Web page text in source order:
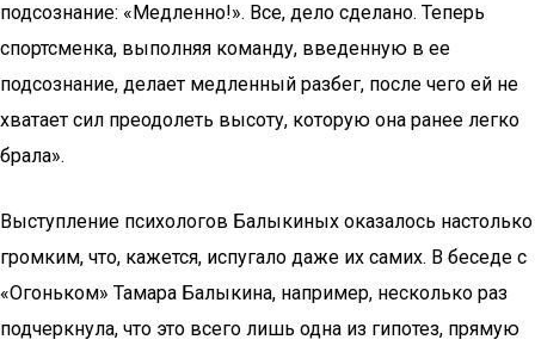
подсознание: «Медленно!». Все, дело сделано. Теперь
спортсменка, выполняя команду, введенную в ее
подсознание, делает медленный разбег, после чего ей не
хватает сил преодолеть высоту, которую она ранее легко
брала».
Выступление психологов Балыкиных оказалось настолько
громким, что, кажется, испугало даже их самих. В беседе с
«Огоньком» Тамара Балыкина, например, несколько раз
подчеркнула, что это всего лишь одна из гипотез, прямую